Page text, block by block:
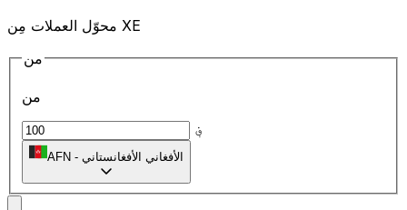
محوّل العملات مِن XE
من
من
؋
AFN - الأفغاني الأفغانستاني